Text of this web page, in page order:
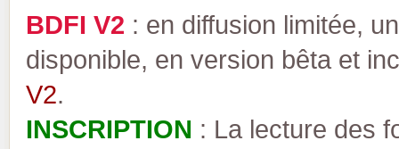
BDFI V2 : en diffusion limitée,
disponible, en version bêta et
V2.
INSCRIPTION : La lecture des